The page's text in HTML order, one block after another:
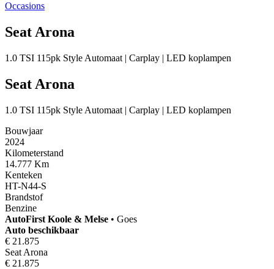
Occasions
Seat Arona
1.0 TSI 115pk Style Automaat | Carplay | LED koplampen
Seat Arona
1.0 TSI 115pk Style Automaat | Carplay | LED koplampen
Bouwjaar
2024
Kilometerstand
14.777 Km
Kenteken
HT-N44-S
Brandstof
Benzine
AutoFirst Koole & Melse • Goes
Auto beschikbaar
€ 21.875
Seat Arona
€ 21.875